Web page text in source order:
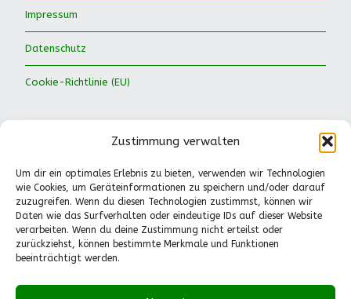
Zustimmung verwalten
Um dir ein optimales Erlebnis zu bieten, verwenden wir Technologien
wie Cookies, um Geräteinformationen zu speichern und/oder darauf
zuzugreifen. Wenn du diesen Technologien zustimmst, können wir
Daten wie das Surfverhalten oder eindeutige IDs auf dieser Website
verarbeiten. Wenn du deine Zustimmung nicht erteilst oder
zurückziehst, können bestimmte Merkmale und Funktionen
beeinträchtigt werden.
Impressum
Datenschutz
Cookie-Richtlinie (EU)
Waldkinder Ismaning e.V.
Dorfstraße 66
85737 Ismaning
Tel.: 089-41611244
(Mo.-Fr., 13-14.30 Uhr):